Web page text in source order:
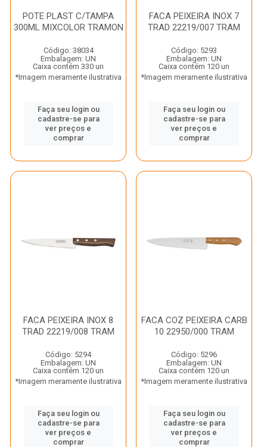
POTE PLAST C/TAMPA
300ML MIXCOLOR TRAMON
Código: 38034
Embalagem: UN
Caixa contém 330 un
*Imagem meramente ilustrativa
Faça seu login ou
cadastre-se para
ver preços e
comprar
FACA PEIXEIRA INOX 7
TRAD 22219/007 TRAM
Código: 5293
Embalagem: UN
Caixa contém 120 un
*Imagem meramente ilustrativa
Faça seu login ou
cadastre-se para
ver preços e
comprar
FACA PEIXEIRA INOX 8
TRAD 22219/008 TRAM
Código: 5294
Embalagem: UN
Caixa contém 120 un
*Imagem meramente ilustrativa
Faça seu login ou
cadastre-se para
ver preços e
comprar
FACA COZ PEIXEIRA CARB
10 22950/000 TRAM
Código: 5296
Embalagem: UN
Caixa contém 120 un
*Imagem meramente ilustrativa
Faça seu login ou
cadastre-se para
ver preços e
comprar